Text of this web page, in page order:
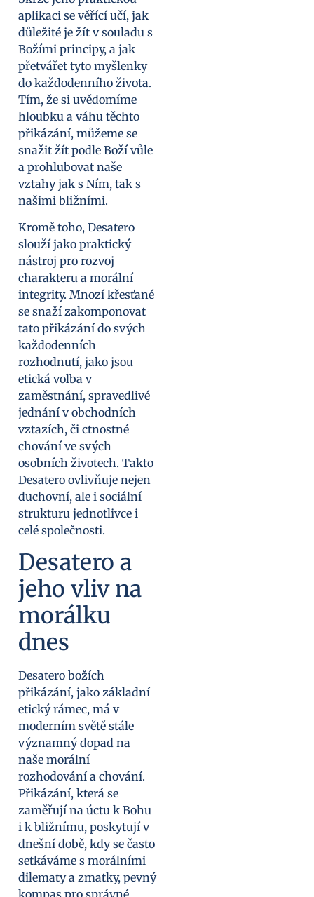
aplikaci se věřící učí, jak
důležité je žít v souladu s
Božími principy, a jak
přetvářet tyto myšlenky
do každodenního života.
Tím, že si uvědomíme
hloubku a váhu těchto
přikázání, můžeme se
snažit žít podle Boží vůle
a prohlubovat naše
vztahy jak s Ním, tak s
našimi bližními.
Kromě toho, Desatero
slouží jako praktický
nástroj pro rozvoj
charakteru a morální
integrity. Mnozí křesťané
se snaží zakomponovat
tato přikázání do svých
každodenních
rozhodnutí, jako jsou
etická volba v
zaměstnání, spravedlivé
jednání v obchodních
vztazích, či ctnostné
chování ve svých
osobních životech. Takto
Desatero ovlivňuje nejen
duchovní, ale i sociální
strukturu jednotlivce i
celé společnosti.
Desatero a
jeho vliv na
morálku
dnes
Desatero božích
přikázání, jako základní
etický rámec, má v
moderním světě stále
významný dopad na
naše morální
rozhodování a chování.
Přikázání, která se
zaměřují na úctu k Bohu
i k bližnímu, poskytují v
dnešní době, kdy se často
setkáváme s morálními
dilematy a zmatky, pevný
kompas pro správné